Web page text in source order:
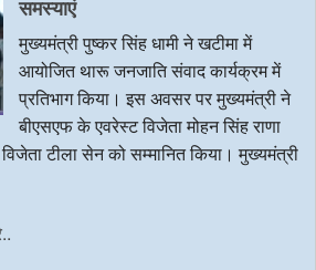
समस्याएं
मुख्यमंत्री पुष्कर सिंह धामी ने खटीमा में
आयोजित थारू जनजाति संवाद कार्यक्रम में
प्रतिभाग किया। इस अवसर पर मुख्यमंत्री ने
बीएसएफ के एवरेस्ट विजेता मोहन सिंह राणा
टीला सेन को सम्मानित किया। मुख्यमंत्री